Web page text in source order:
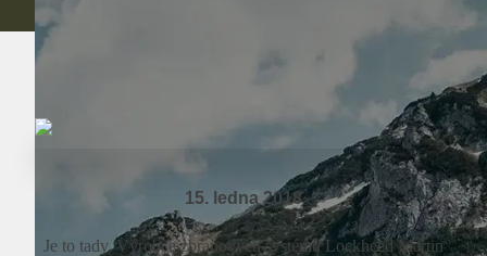
15. ledna 2018
Je to tady. Výrobce zbraňových systémů Lockheed Martin